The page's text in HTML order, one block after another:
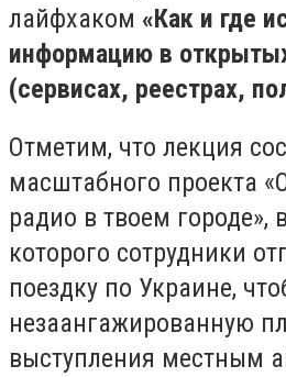
лайфхаком «Как и где
информацию в
(сервисах, реестрах,
Отметим, что лекция
масштабного проекта
радио в твоем городе»,
которого сотрудники
поездку по Украине,
незаангажированную
выступления местным